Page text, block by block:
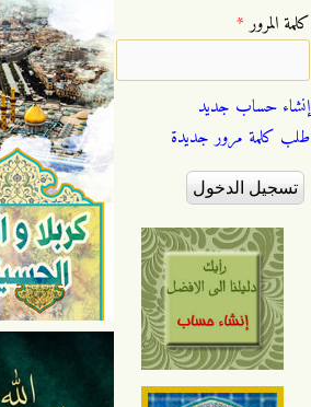
‏كلمة المرور ‏*
إنشاء حساب جديد
طلب كلمة مرور جديدة